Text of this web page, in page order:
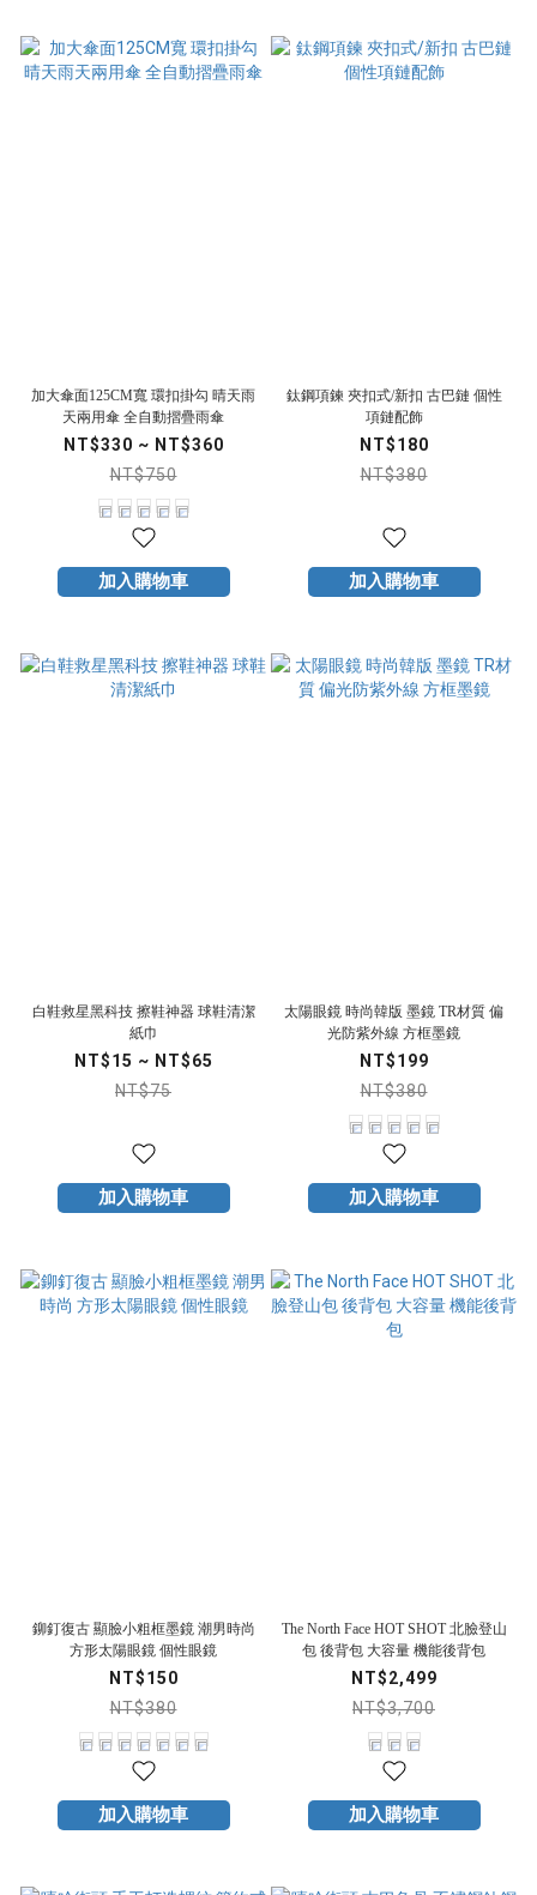
加大傘面125CM寬 環扣掛勾 晴天雨
天兩用傘 全自動摺疊雨傘
NT$330 ~ NT$360
NT$750
加入購物車
鈦鋼項鍊 夾扣式/新扣 古巴鏈 個性
項鏈配飾
NT$180
NT$380
加入購物車
白鞋救星黑科技 擦鞋神器 球鞋清潔
紙巾
NT$15 ~ NT$65
NT$75
加入購物車
太陽眼鏡 時尚韓版 墨鏡 TR材質 偏
光防紫外線 方框墨鏡
NT$199
NT$380
加入購物車
鉚釘復古 顯臉小粗框墨鏡 潮男時尚
方形太陽眼鏡 個性眼鏡
NT$150
NT$380
加入購物車
The North Face HOT SHOT 北臉登山
包 後背包 大容量 機能後背包
NT$2,499
NT$3,700
加入購物車